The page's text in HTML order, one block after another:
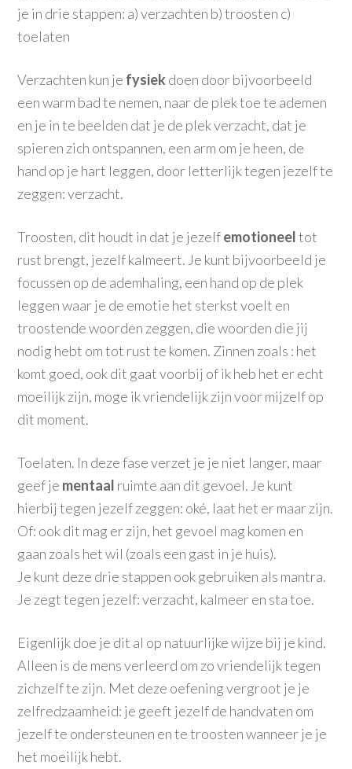
je in drie stappen: a) verzachten b) troosten c)
toelaten
Verzachten kun je fysiek doen door bijvoorbeeld
een warm bad te nemen, naar de plek toe te ademen
en je in te beelden dat je de plek verzacht, dat je
spieren zich ontspannen, een arm om je heen, de
hand op je hart leggen, door letterlijk tegen jezelf te
zeggen: verzacht.
Troosten, dit houdt in dat je jezelfemotioneeltot
rust brengt, jezelf kalmeert. Je kunt bijvoorbeeld je
focussen op de ademhaling, een hand op de plek
leggen waar je de emotie het sterkst voelt en
troostende woorden zeggen, die woorden die jij
nodig hebt om tot rust te komen. Zinnen zoals : het
komt goed, ook dit gaat voorbij of ik heb het er echt
moeilijk zijn, moge ik vriendelijk zijn voor mijzelf op
dit moment.
Toelaten. In deze fase verzet je je niet langer, maar
geef je mentaal ruimte aan dit gevoel. Je kunt
hierbij tegen jezelf zeggen: oké, laat het er maar zijn.
Of: ook dit mag er zijn, het gevoel mag komen en
gaan zoals het wil (zoals een gast in je huis).
Je kunt deze drie stappen ook gebruiken als mantra.
Je zegt tegen jezelf: verzacht, kalmeer en sta toe.
Eigenlijk doe je dit al op natuurlijke wijze bij je kind.
Alleen is de mens verleerd om zo vriendelijk tegen
zichzelf te zijn. Met deze oefening vergroot je je
zelfredzaamheid: je geeft jezelf de handvaten om
jezelf te ondersteunen en te troosten wanneer je je
het moeilijk hebt.